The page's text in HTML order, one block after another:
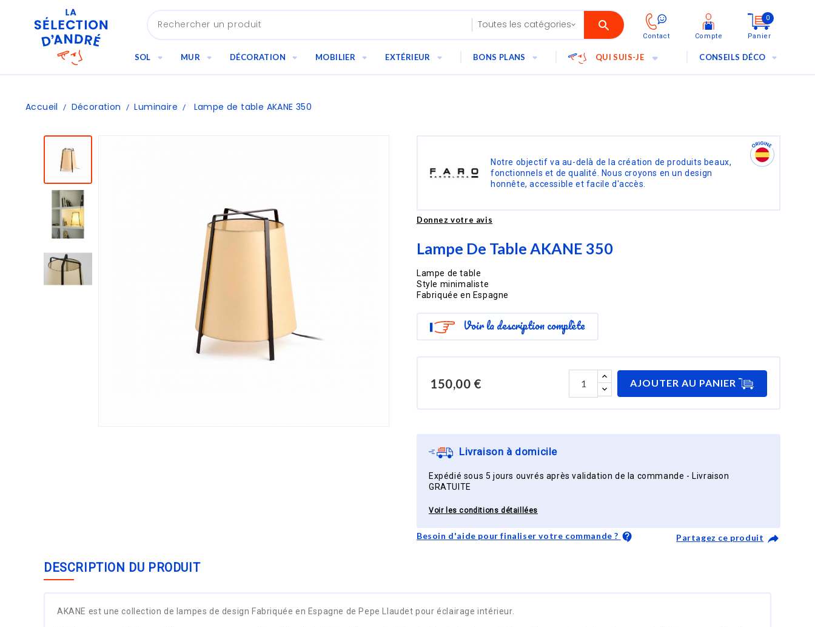
Contact Compte
0
Panier
SOL MUR DÉCORATION MOBILIER EXTÉRIEUR BONS PLANS QUI SUIS-JE CONSEILS DÉCO
Accueil Décoration Luminaire Lampe de table AKANE 350
Notre objectif va au-delà de la création de produits beaux,
fonctionnels et de qualité. Nous croyons en un design
honnête, accessible et facile d'accès.
Donnez votre avis
Lampe De Table AKANE 350
Lampe de table
Style minimaliste
Fabriquée en Espagne
Voir la description complète
150,00 € AJOUTER AU PANIER
Livraison à domicile
Expédié sous 5 jours ouvrés après validation de la commande - Livraison
GRATUITE
Voir les conditions détaillées
Besoin d'aide pour finaliser votre commande ? Partagez ce produit
DESCRIPTION DU PRODUIT
AKANE est une collection de lampes de design Fabriquée en Espagne de Pepe Llaudet pour éclairage intérieur.